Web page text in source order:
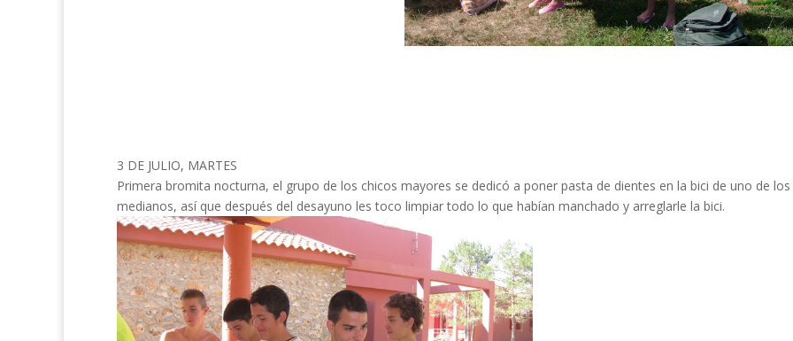
3 DE JULIO, MARTES
Primera bromita nocturna, el grupo de los chicos mayores se dedicó a poner pasta de dientes en la bici de uno de los
medianos, así que después del desayuno les toco limpiar todo lo que habían manchado y arreglarle la bici.